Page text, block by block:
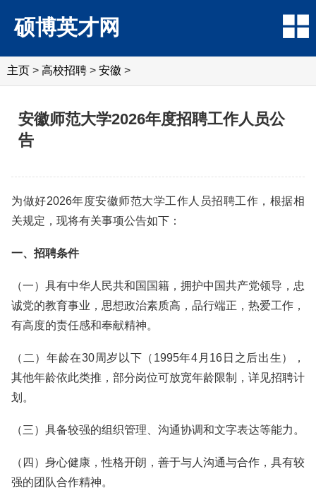
硕博英才网
主页 > 高校招聘 > 安徽 >
安徽师范大学2026年度招聘工作人员公
告
为做好2026年度安徽师范大学工作人员招聘工作，根据相
关规定，现将有关事项公告如下：
一、招聘条件
（一）具有中华人民共和国国籍，拥护中国共产党领导，忠
诚党的教育事业，思想政治素质高，品行端正，热爱工作，
有高度的责任感和奉献精神。
（二）年龄在30周岁以下（1995年4月16日之后出生），
其他年龄依此类推，部分岗位可放宽年龄限制，详见招聘计
划。
（三）具备较强的组织管理、沟通协调和文字表达等能力。
（四）身心健康，性格开朗，善于与人沟通与合作，具有较
强的团队合作精神。